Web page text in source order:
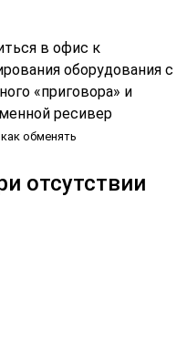
в офис к
оборудования с
«приговора» и
ресивер
обменять
отсутствии